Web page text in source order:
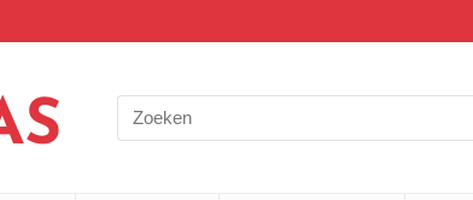
Search
for: